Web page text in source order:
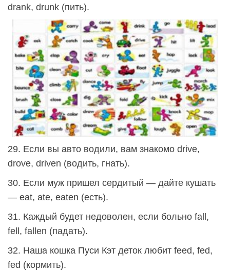
drank, drunk (пить).
29. Если вы авто водили, вам знакомо drive,
drove, driven (водить, гнать).
30. Если муж пришел сердитый — дайте кушать
— eat, ate, eaten (есть).
31. Каждый будет недоволен, если больно fall,
fell, fallen (падать).
32. Наша кошка Пуси Кэт деток любит feed, fed,
fed (кормить).